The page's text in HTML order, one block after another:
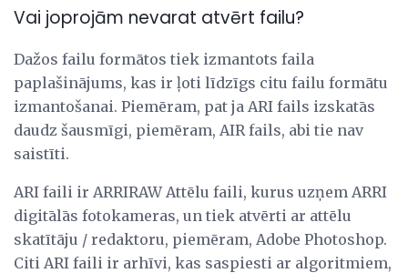
Vai joprojām nevarat atvērt failu?
Dažos failu formātos tiek izmantots faila
paplašinājums, kas ir ļoti līdzīgs citu failu formātu
izmantošanai. Piemēram, pat ja ARI fails izskatās
daudz šausmīgi, piemēram, AIR fails, abi tie nav
saistīti.
ARI faili ir ARRIRAW Attēlu faili, kurus uzņem ARRI
digitālās fotokameras, un tiek atvērti ar attēlu
skatītāju / redaktoru, piemēram, Adobe Photoshop.
Citi ARI faili ir arhīvi, kas saspiesti ar algoritmiem,